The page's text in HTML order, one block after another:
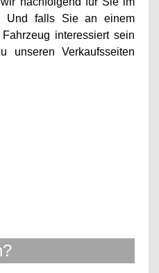
Und falls Sie an einem
interessiert sein
unseren Verkaufsseiten